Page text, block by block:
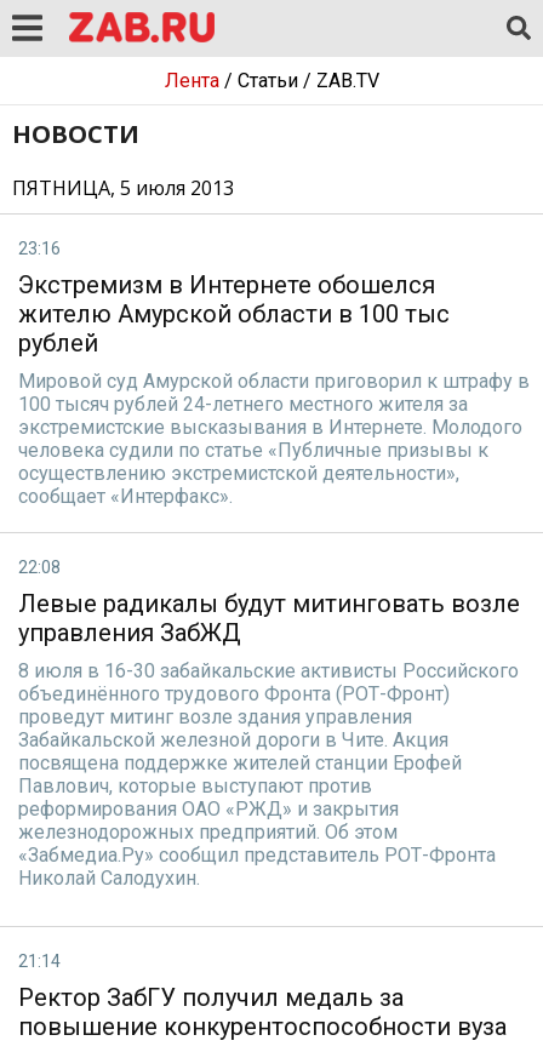
Лента/ Статьи/ ZAB.TV
НОВОСТИ
ПЯТНИЦА, 5 июля 2013
23:16
Экстремизм в Интернете обошелся
жителю Амурской области в 100 тыс
рублей
Мировой суд Амурской области приговорил к штрафу в
100 тысяч рублей 24-летнего местного жителя за
экстремистские высказывания в Интернете. Молодого
человека судили по статье «Публичные призывы к
осуществлению экстремистской деятельности»,
сообщает «Интерфакс».
22:08
Левые радикалы будут митинговать возле
управления ЗабЖД
8 июля в 16-30 забайкальские активисты Российского
объединённого трудового Фронта (РОТ-Фронт)
проведут митинг возле здания управления
Забайкальской железной дороги в Чите. Акция
посвящена поддержке жителей станции Ерофей
Павлович, которые выступают против
реформирования ОАО «РЖД» и закрытия
железнодорожных предприятий. Об этом
«Забмедиа.Ру» сообщил представитель РОТ-Фронта
Николай Салодухин.
21:14
Ректор ЗабГУ получил медаль за
повышение конкурентоспособности вуза